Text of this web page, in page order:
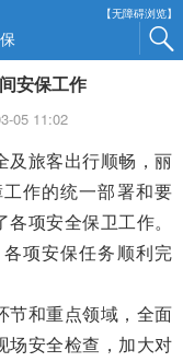
【无障碍浏览】
安保工作
05 11:02
及旅客出行顺畅，丽
作的统一部署和要
项安全保卫工作。
项安保任务顺利完
节和重点领域，全面
场安全检查，加大对